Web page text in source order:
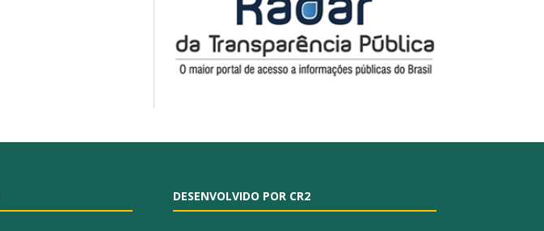
DESENVOLVIDO POR CR2